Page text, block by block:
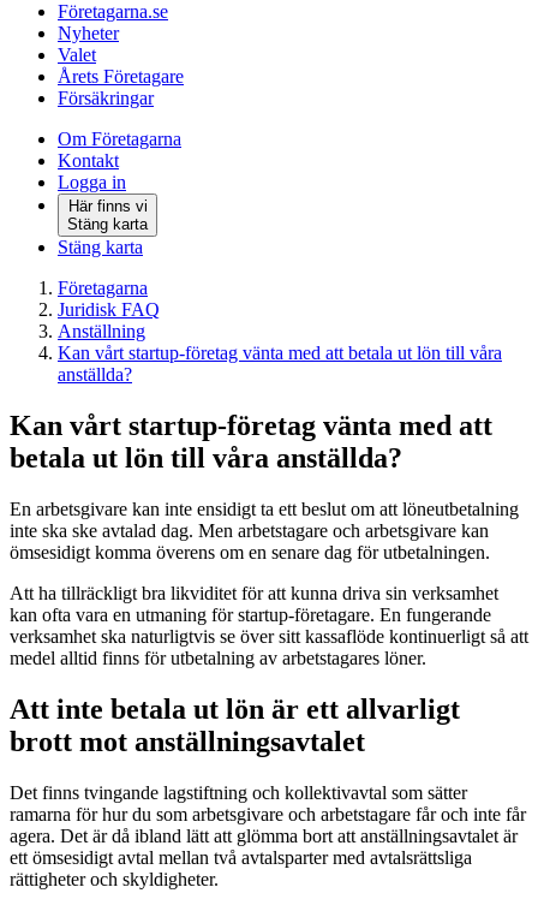
Företagarna.se
Nyheter
Valet
Årets Företagare
Försäkringar
Om Företagarna
Kontakt
Logga in
Här finns vi
Stäng karta
Stäng karta
Företagarna
Juridisk FAQ
Anställning
Kan vårt startup-företag vänta med att betala ut lön till våra
anställda?
Kan vårt startup-företag vänta med att
betala ut lön till våra anställda?
En arbetsgivare kan inte ensidigt ta ett beslut om att löneutbetalning
inte ska ske avtalad dag. Men arbetstagare och arbetsgivare kan
ömsesidigt komma överens om en senare dag för utbetalningen.
Att ha tillräckligt bra likviditet för att kunna driva sin verksamhet
kan ofta vara en utmaning för startup-företagare. En fungerande
verksamhet ska naturligtvis se över sitt kassaflöde kontinuerligt så att
medel alltid finns för utbetalning av arbetstagares löner.
Att inte betala ut lön är ett allvarligt
brott mot anställningsavtalet
Det finns tvingande lagstiftning och kollektivavtal som sätter
ramarna för hur du som arbetsgivare och arbetstagare får och inte får
agera. Det är då ibland lätt att glömma bort att anställningsavtalet är
ett ömsesidigt avtal mellan två avtalsparter med avtalsrättsliga
rättigheter och skyldigheter.